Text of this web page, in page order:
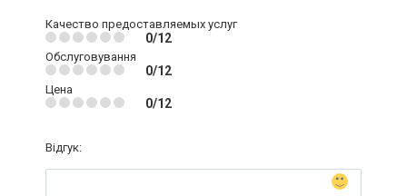
Качество предоставляемых услуг
0/12
Обслуговування
0/12
Цена
0/12
Відгук: